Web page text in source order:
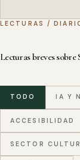
LECTURAS /
Lecturas breves
TODO IA Y
ACCESIBILIDAD
SECTOR